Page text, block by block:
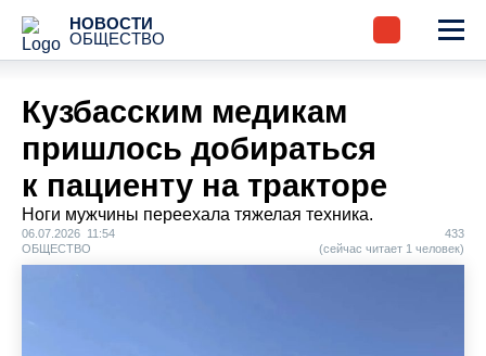
НОВОСТИ
ОБЩЕСТВО
Кузбасским медикам
пришлось добираться
к пациенту на тракторе
Ноги мужчины переехала тяжелая техника.
06.07.2026 11:54
ОБЩЕСТВО
433
(сейчас читает 1 человек)